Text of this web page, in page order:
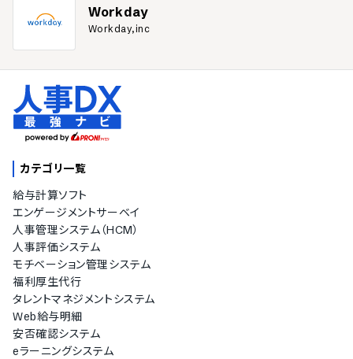
Workday
Workday,inc
カテゴリ一覧
給与計算ソフト
エンゲージメントサーベイ
人事管理システム（HCM）
人事評価システム
モチベーション管理システム
福利厚生代行
タレントマネジメントシステム
Web給与明細
安否確認システム
eラーニングシステム